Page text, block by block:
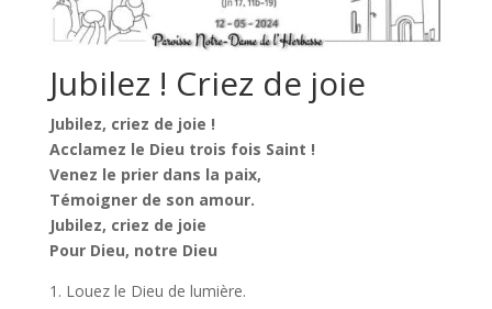
Jubilez ! Criez de joie
Jubilez, criez de joie !
Acclamez le Dieu trois fois Saint !
Venez le prier dans la paix,
Témoigner de son amour.
Jubilez, criez de joie
Pour Dieu, notre Dieu
1. Louez le Dieu de lumière.